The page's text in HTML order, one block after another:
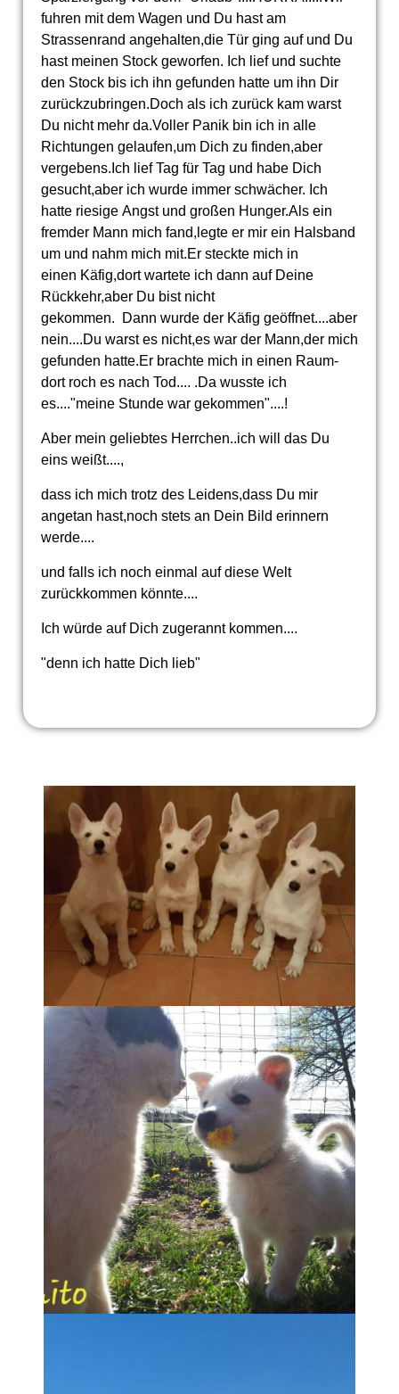
fuhren mit dem Wagen und Du hast am
Strassenrand angehalten,die Tür ging auf und Du
hast meinen Stock geworfen. Ich lief und suchte
den Stock bis ich ihn gefunden hatte um ihn Dir
zurückzubringen.Doch als ich zurück kam warst
Du nicht mehr da.Voller Panik bin ich in alle
Richtungen gelaufen,um Dich zu finden,aber
vergebens.Ich lief Tag für Tag und habe Dich
gesucht,aber ich wurde immer schwächer. Ich
hatte riesige Angst und großen Hunger.Als ein
fremder Mann mich fand,legte er mir ein Halsband
um und nahm mich mit.Er steckte mich in
einen Käfig,dort wartete ich dann auf Deine
Rückkehr,aber Du bist nicht
gekommen. Dann wurde der Käfig geöffnet....aber
nein....Du warst es nicht,es war der Mann,der mich
gefunden hatte.Er brachte mich in einen Raum-
dort roch es nach Tod.... .Da wusste ich
es...."meine Stunde war gekommen"....!
Aber mein geliebtes Herrchen..ich will das Du
eins weißt....,
dass ich mich trotz des Leidens,dass Du mir
angetan hast,noch stets an Dein Bild erinnern
werde....
und falls ich noch einmal auf diese Welt
zurückkommen könnte....
Ich würde auf Dich zugerannt kommen....
"denn ich hatte Dich lieb"